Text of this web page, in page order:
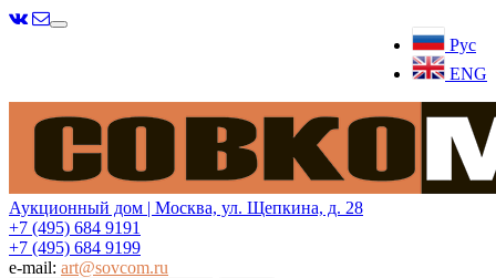
Рус
ENG
Меню
Аукционный дом | Москва, ул. Щепкина, д. 28
+7 (495) 684 9191
+7 (495) 684 9199
e-mail: art@sovcom.ru